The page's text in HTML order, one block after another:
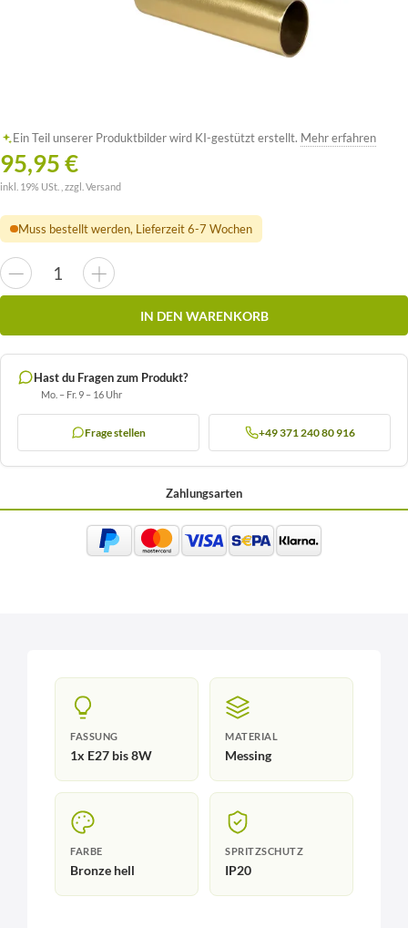
Ein Teil unserer Produktbilder wird KI-gestützt erstellt. Mehr erfahren
95,95 €
inkl. 19% USt. , zzgl. Versand
Muss bestellt werden, Lieferzeit 6-7 Wochen
IN DEN WARENKORB
Hast du Fragen zum Produkt?
Mo. – Fr. 9 – 16 Uhr
Frage stellen +49 371 240 80 916
Zahlungsarten
FASSUNG
1x E27 bis 8W
MATERIAL
Messing
FARBE
Bronze hell
SPRITZSCHUTZ
IP20